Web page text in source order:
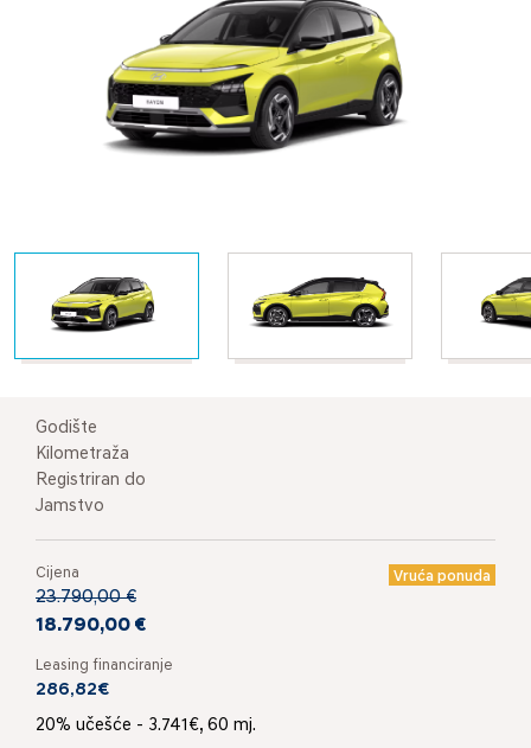
Godište
Kilometraža
Registriran do
Jamstvo
Cijena Vruća ponuda
23.790,00 €
18.790,00 €
Leasing financiranje
286,82€
20% učešće - 3.741€, 60 mj.